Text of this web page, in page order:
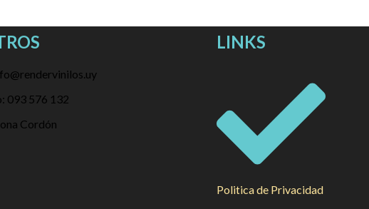
093 576 132
Cordón
LINKS
Politica de Privacidad